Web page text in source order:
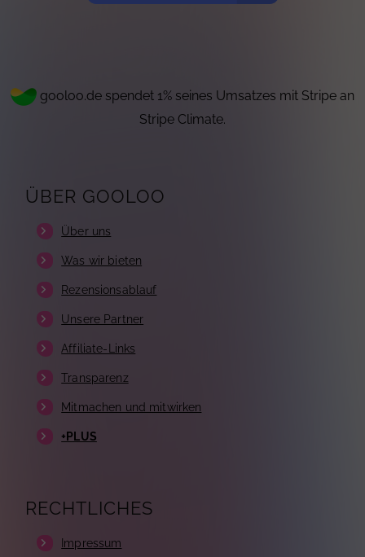
gooloo.de spendet 1% seines Umsatzes mit Stripe an
Stripe Climate.
ÜBER GOOLOO
Über uns
Was wir bieten
Rezensionsablauf
Unsere Partner
Affiliate-Links
Transparenz
Mitmachen und mitwirken
+PLUS
RECHTLICHES
Impressum